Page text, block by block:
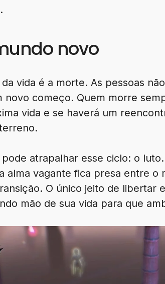
novo
vida é a morte. As pessoas
novo começo. Quem morre
vida e se haverá um
atrapalhar esse ciclo: o
alma vagante fica presa entre o
O único jeito de libertar
mão de sua vida para que